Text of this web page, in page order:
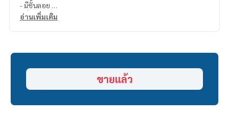
- มีชั้นลอย
- ที่จอดรถ 2 คัน
🍃 สภาพดี พร้อมอยู่
✨ ฟรี! แอร์ 2 เครื่อง / ตู้เย็น / เครื่องซักผ้า
อ่านเพิ่มเติม
ขายแล้ว